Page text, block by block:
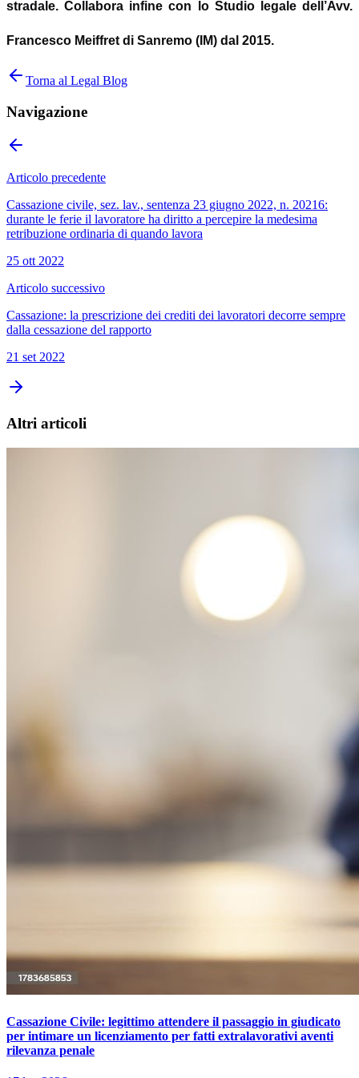
stradale. Collabora infine con lo Studio legale dell ’Avv.
Francesco Meiffret di Sanremo (IM) dal 2015.
Torna al Legal Blog
Navigazione
Articolo precedente
Cassazione civile, sez. lav., sentenza 23 giugno 2022, n. 20216:
durante le ferie il lavoratore ha diritto a percepire la medesima
retribuzione ordinaria di quando lavora
25 ott 2022
Articolo successivo
Cassazione: la prescrizione dei crediti dei lavoratori decorre sempre
dalla cessazione del rapporto
21 set 2022
Altri articoli
Cassazione Civile: legittimo attendere il passaggio in giudicato
per intimare un licenziamento per fatti extralavorativi aventi
rilevanza penale